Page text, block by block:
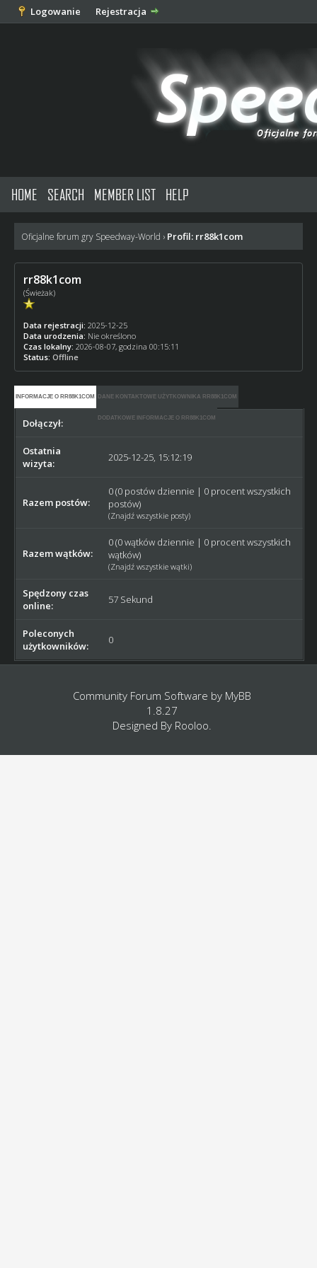
Logowanie Rejestracja
HOME SEARCH MEMBER LIST HELP
Oficjalne forum gry Speedway-World › Profil: rr88k1com
rr88k1com
(Świeżak)
Data rejestracji: 2025-12-25
Data urodzenia: Nie określono
Czas lokalny: 2026-08-07, godzina 00:15:11
Status: Offline
INFORMACJE O RR88K1COM DANE KONTAKTOWE UŻYTKOWNIKA RR88K1COM
DODATKOWE INFORMACJE O RR88K1COM
Dołączył: 2025-12-25
Ostatnia
wizyta:
2025-12-25, 15:12:19
Razem postów:
0 (0 postów dziennie | 0 procent wszystkich
postów)
(Znajdź wszystkie posty)
Razem wątków:
0 (0 wątków dziennie | 0 procent wszystkich
wątków)
(Znajdź wszystkie wątki)
Spędzony czas
online:
57 Sekund
Poleconych
użytkowników:
0
Community Forum Software by MyBB
1.8.27
Designed By Rooloo.